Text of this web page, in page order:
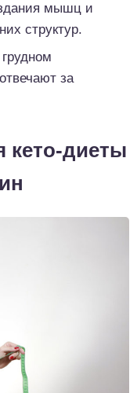
мышц и
структур.
за
кето-диеты